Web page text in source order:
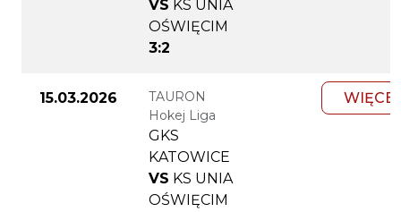
VS KS UNIA
OŚWIĘCIM
3:2
15.03.2026
TAURON
Hokej Liga
GKS
KATOWICE
VS KS UNIA
OŚWIĘCIM
WIĘCEJ